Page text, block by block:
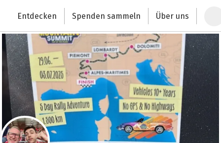
Deutschlands größte Spendenplattform
Entdecken Spenden sammeln Über uns